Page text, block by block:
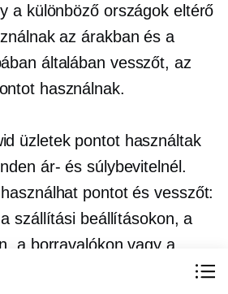
a különböző országok eltérő
az árakban és a
általában vesszőt, az
használnak.
üzletek pontot használtak
ár- és súlybevitelnél.
pontot és vesszőt:
szállítási beállításokon, a
a borravalókon vagy a
Az Ön online áruháza a